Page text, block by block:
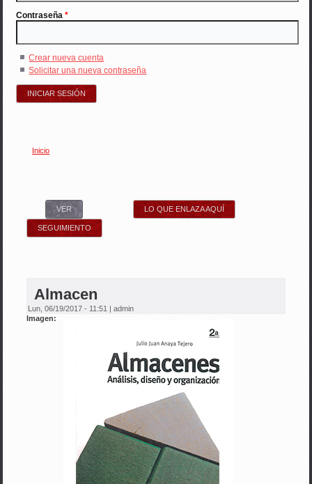
Contraseña*
Crear nueva cuenta
Solicitar una nueva contraseña
Inicio
VER(SOLAPA ACTIVA) LO QUE ENLAZA AQUÍ
SEGUIMIENTO
Almacen
Lun, 06/19/2017 - 11:51 |admin
Imagen: